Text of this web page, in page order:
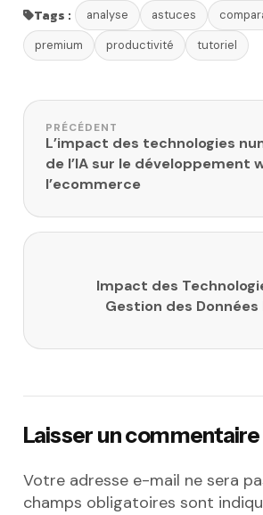
Tags : analyse astuces
premium
productivité tutoriel
Navigation de
PRÉCÉDENT
L’impact des technologies
de l’IA sur le développement
l’ecommerce
Impact des
Gestion des Données
Laisser un commentaire
Votre adresse e-mail ne sera
champs obligatoires sont